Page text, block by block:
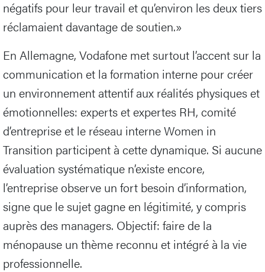
négatifs pour leur travail et qu’environ les deux tiers
réclamaient davantage de soutien.»
En Allemagne, Vodafone met surtout l’accent sur la
communication et la formation interne pour créer
un environnement attentif aux réalités physiques et
émotionnelles: experts et expertes RH, comité
d’entreprise et le réseau interne Women in
Transition participent à cette dynamique. Si aucune
évaluation systématique n’existe encore,
l’entreprise observe un fort besoin d’information,
signe que le sujet gagne en légitimité, y compris
auprès des managers. Objectif: faire de la
ménopause un thème reconnu et intégré à la vie
professionnelle.